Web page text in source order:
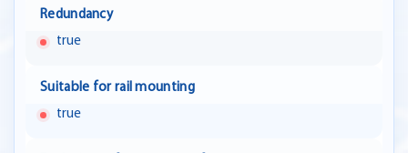
Redundancy
true
Suitable for rail mounting
true